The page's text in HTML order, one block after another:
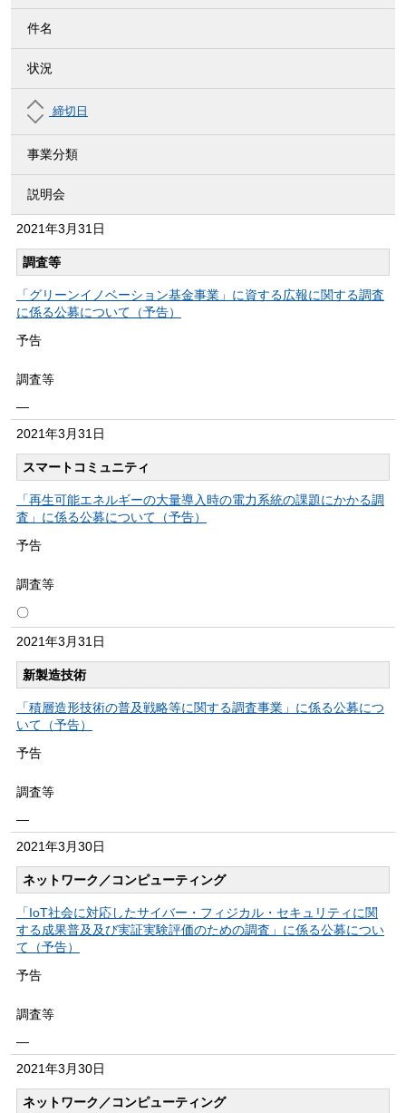
件名
状況
締切日
事業分類
説明会
2021年3月31日
調査等
「グリーンイノベーション基金事業」に資する広報に関する調査
に係る公募について（予告）
予告
調査等
―
2021年3月31日
スマートコミュニティ
「再生可能エネルギーの大量導入時の電力系統の課題にかかる調
査」に係る公募について（予告）
予告
調査等
〇
2021年3月31日
新製造技術
「積層造形技術の普及戦略等に関する調査事業」に係る公募につ
いて（予告）
予告
調査等
―
2021年3月30日
ネットワーク／コンピューティング
「IoT社会に対応したサイバー・フィジカル・セキュリティに関
する成果普及及び実証実験評価のための調査」に係る公募につい
て（予告）
予告
調査等
―
2021年3月30日
ネットワーク／コンピューティング